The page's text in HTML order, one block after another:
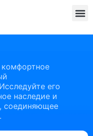
его
наследие и
соединяющее